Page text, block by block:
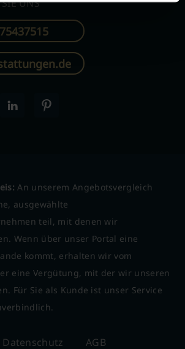
UNS
An unserem Angebotsvergleich
ausgewählte
teil, mit denen wir
Wenn über unser Portal eine
kommt, erhalten wir vom
eine Vergütung, mit der wir unseren
Für Sie als Kunde ist unser Service
Datenschutz AGB